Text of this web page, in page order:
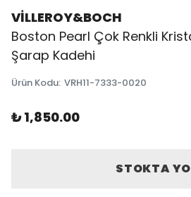
VİLLEROY&BOCH
Boston Pearl Çok Renkli
Şarap Kadehi
Ürün Kodu: VRH11-7333-0020
₺ 1,850.00
STOKTA